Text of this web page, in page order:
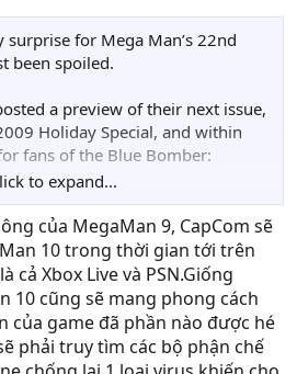
surprise for Mega Man’s 22nd
been spoiled.
a preview of their next issue,
Holiday Special, and within
fans of the Blue Bomber:
before it, Mega Man 10 will be
available as a WiiWare title,
that Xbox LIVE Arcade and
will also be on the way, but
for now. Only two pages of
mentioned on the magazine’s
but here is what information
from it:
to expand...
của MegaMan 9, CapCom sẽ
10 trong thời gian tới trên
cả Xbox Live và PSN.Giống
10 cũng sẽ mang phong cách
của game đã phần nào được hé
phải truy tìm các bộ phận chế